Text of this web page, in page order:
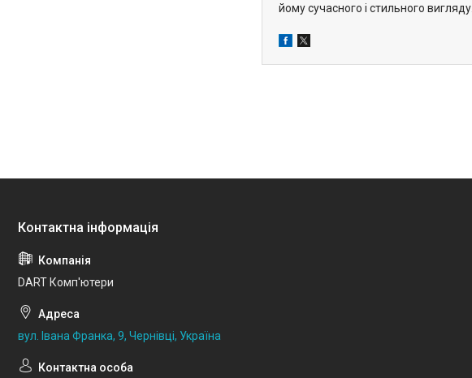
йому сучасного і стильного вигляду.
DART Комп'ютери
вул. Івана Франка, 9, Чернівці, Україна